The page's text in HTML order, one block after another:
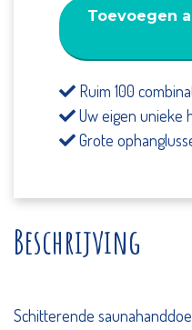
Aubergine
driehoek
multi
colour
aantal
Toevoegen
Ruim 100
Uw eigen unieke
Grote
Beschrijving
Schitterende